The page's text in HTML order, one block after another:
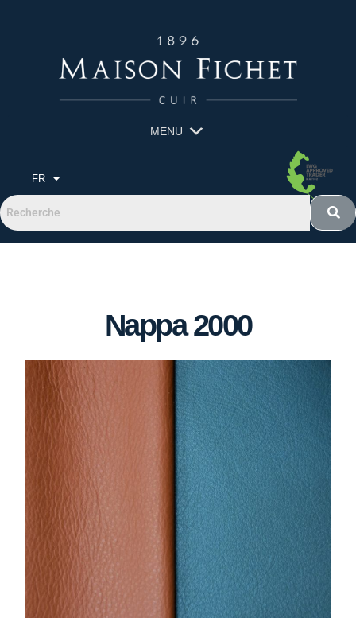
MENU
FR
Nappa 2000